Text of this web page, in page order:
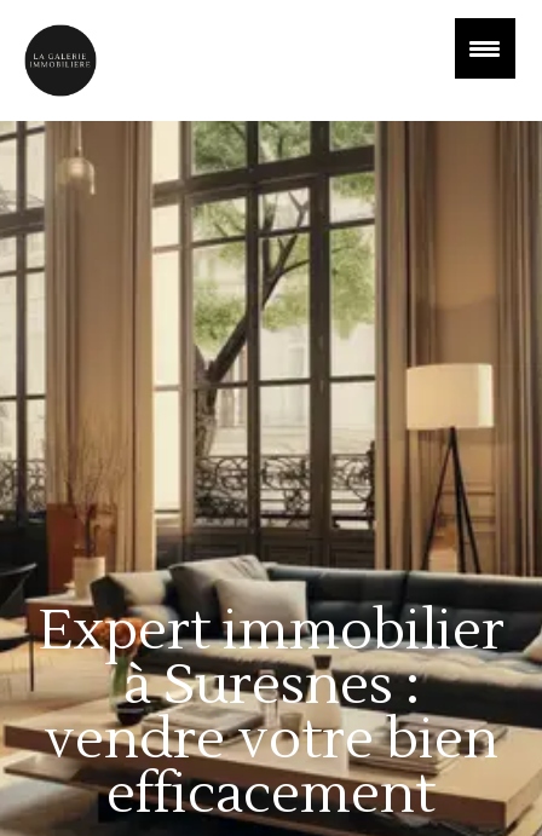
Expert immobilier
à Suresnes :
vendre votre bien
efficacement